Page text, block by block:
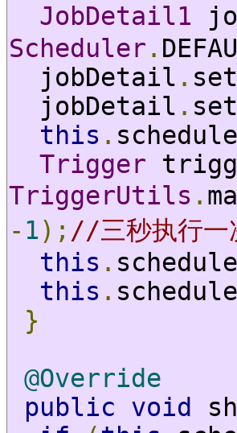
JobDetail1
Scheduler .
  jobDetail
.
  jobDetail
.
this .
Trigger
TriggerUtils .
- 1); //三秒执行一
this .
this .
}
@Override
public
void